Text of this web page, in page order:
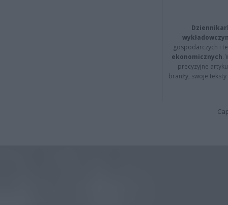
gospodarczych i
ekonomicznych.
precyzyjne
branży, swoje